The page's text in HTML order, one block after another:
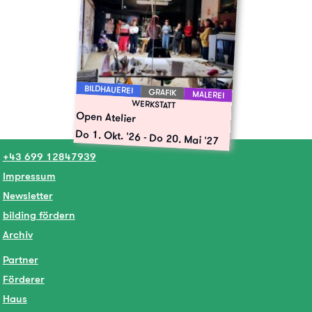
BILDHAUEREI GRAFIK MALEREI
WERKSTATT
Open Atelier
Do 1. Okt. '26- Do 20. Mai '27
+43 699 12847939
Impressum
Newsletter
bilding fördern
Archiv
Partner
Förderer
Haus